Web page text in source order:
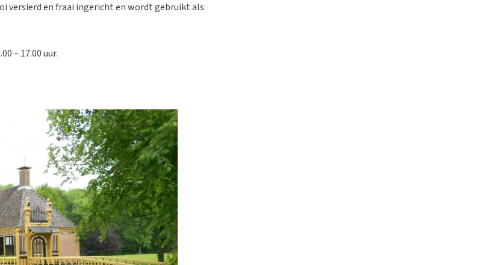
versierd en fraai ingericht en wordt gebruikt als
– 17.00 uur.